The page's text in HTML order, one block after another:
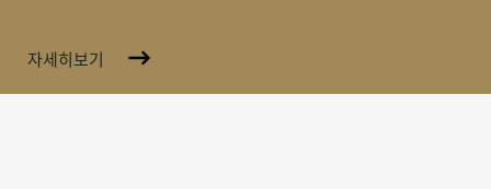
자세히보기